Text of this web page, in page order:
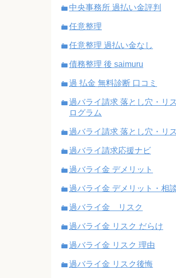
中央事務所 過払い金評判
任意整理
任意整理 過払い金なし
債務整理 後 saimuru
過 払金 無料診断 口コミ
過バライ請求 落とし穴・リ
ログラム
過バライ請求 落とし穴・リ
過バライ請求応援ナビ
過バライ金 デメリット
過バライ金 デメリット・相
過バライ金 リスク
過バライ金 リスク だらけ
過バライ金 リスク 理由
過バライ金 リスク後悔